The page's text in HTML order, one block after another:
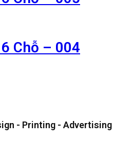
Chỗ – 004
- Printing - Advertising